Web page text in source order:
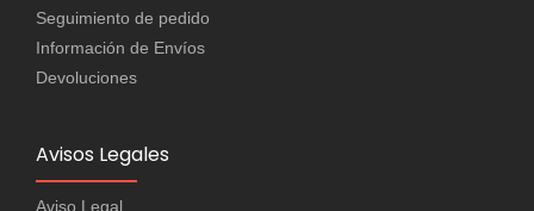
Seguimiento de pedido
Información de Envíos
Devoluciones
Avisos Legales
Aviso Legal